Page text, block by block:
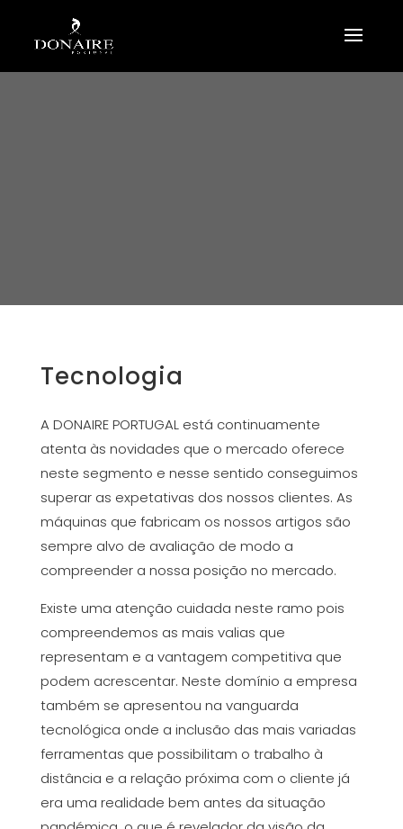
Tecnologia
A DONAIRE PORTUGAL está continuamente
atenta às novidades que o mercado oferece
neste segmento e nesse sentido conseguimos
superar as expetativas dos nossos clientes. As
máquinas que fabricam os nossos artigos são
sempre alvo de avaliação de modo a
compreender a nossa posição no mercado.
Existe uma atenção cuidada neste ramo pois
compreendemos as mais valias que
representam e a vantagem competitiva que
podem acrescentar. Neste domínio a empresa
também se apresentou na vanguarda
tecnológica onde a inclusão das mais variadas
ferramentas que possibilitam o trabalho à
distância e a relação próxima com o cliente já
era uma realidade bem antes da situação